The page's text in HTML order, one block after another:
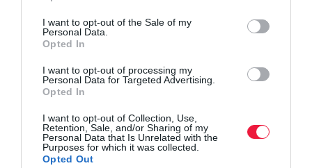
use your data for below specified purposes in below Google
consent section.
I want to opt-out of the Sale of my
Personal Data.
Opted In
I want to opt-out of processing my
Personal Data for Targeted Advertising.
Opted In
I want to opt-out of Collection, Use,
Retention, Sale, and/or Sharing of my
Personal Data that Is Unrelated with the
Purposes for which it was collected.
Opted Out
mesterséges intelligencia openai fejlesztés
letöltés